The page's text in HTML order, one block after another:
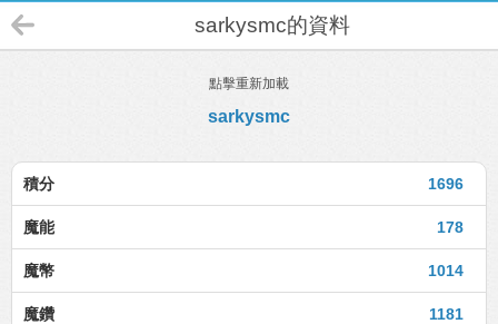
sarkysmc的資料
點擊重新加載
sarkysmc
1696
積分
178
魔能
1014
魔幣
1181
魔鑽